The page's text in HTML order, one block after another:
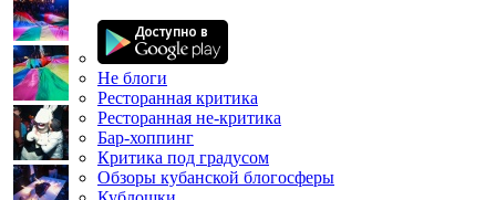
Не блоги
Ресторанная критика
Ресторанная не-критика
Бар-хоппинг
Критика под градусом
Обзоры кубанской блогосферы